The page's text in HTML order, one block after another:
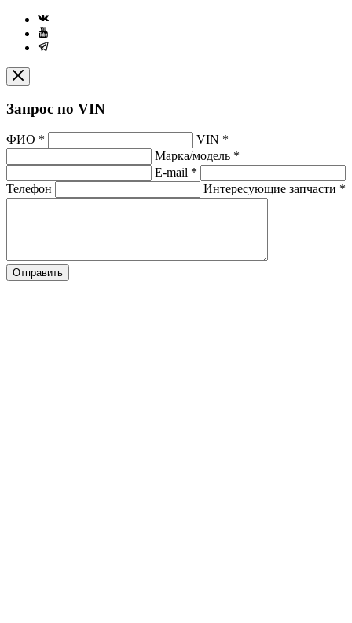
Запрос по VIN
ФИО * VIN *
Марка/модель *
E-mail *
Телефон
Интересующие запчасти *